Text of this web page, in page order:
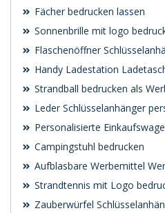
Fächer bedrucken lassen
Sonnenbrille mit logo
Flaschenöffner
Handy Ladestation
Strandball bedrucken als
Leder Schlüsselanhänger
Personalisierte
Campingstuhl bedrucken
Aufblasbare Werbemittel
Strandtennis mit Logo
Zauberwürfel